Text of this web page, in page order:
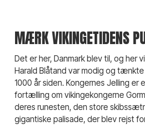
MÆRK VIKINGETIDENS
Det er her, Danmark blev til, og her
Harald Blåtand var modig og
1000 år siden. Kongernes Jelling
fortælling om vikingekongerne
deres runesten, den store
gigantiske palisade, der blev rejst